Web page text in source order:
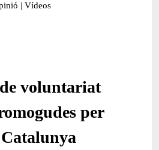
| Vídeos
voluntariat
per